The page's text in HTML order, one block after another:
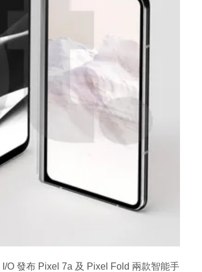
O 發布 Pixel 7a 及 Pixel Fold 兩款智能手